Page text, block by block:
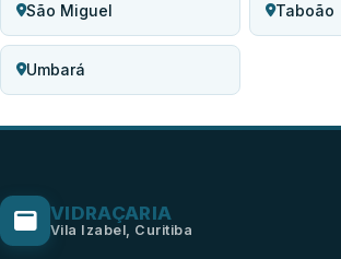
São Miguel Taboão
Umbará
VIDRAÇARIA
Vila Izabel, Curitiba